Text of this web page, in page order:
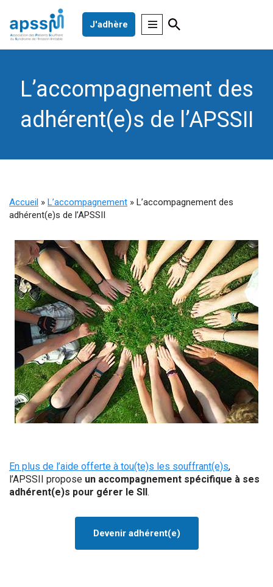
Aller
J'adhère
L’accompagnement des
adhérent(e)s de l’APSSII
Accueil » L’accompagnement » L’accompagnement des
adhérent(e)s de l’APSSII
En plus de l’aide offerte à tou(te)s les souffrant(e)s,
l’APSSII propose un accompagnement spécifique à ses
adhérent(e)s pour gérer le SII.
Devenir adhérent(e)